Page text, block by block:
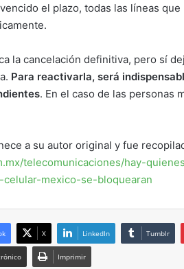
el plazo, todas las líneas
la cancelación definitiva, pero sí
Para reactivarla, será
. En el caso de las personas
a su autor original y fue
telecomunicaciones/hay-
mexico-se-bloquearan
X LinkedIn Tumblr
Imprimir